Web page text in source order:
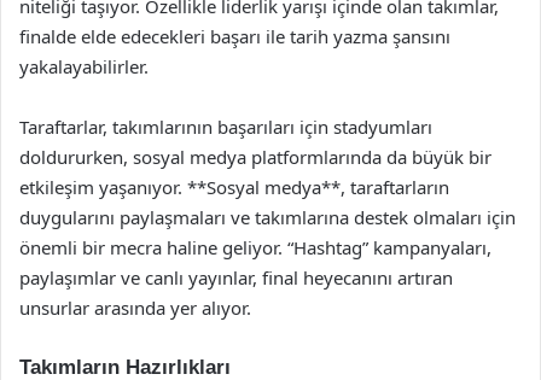
niteliği taşıyor. Özellikle liderlik yarışı içinde olan takımlar,
finalde elde edecekleri başarı ile tarih yazma şansını
yakalayabilirler.
Taraftarlar, takımlarının başarıları için stadyumları
doldururken, sosyal medya platformlarında da büyük bir
etkileşim yaşanıyor. **Sosyal medya**, taraftarların
duygularını paylaşmaları ve takımlarına destek olmaları için
önemli bir mecra haline geliyor. “Hashtag” kampanyaları,
paylaşımlar ve canlı yayınlar, final heyecanını artıran
unsurlar arasında yer alıyor.
Takımların Hazırlıkları